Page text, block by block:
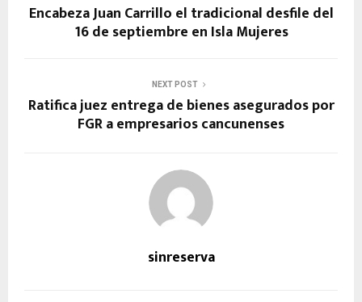
Encabeza Juan Carrillo el tradicional desfile del
16 de septiembre en Isla Mujeres
NEXT POST
Ratifica juez entrega de bienes asegurados por
FGR a empresarios cancunenses
sinreserva